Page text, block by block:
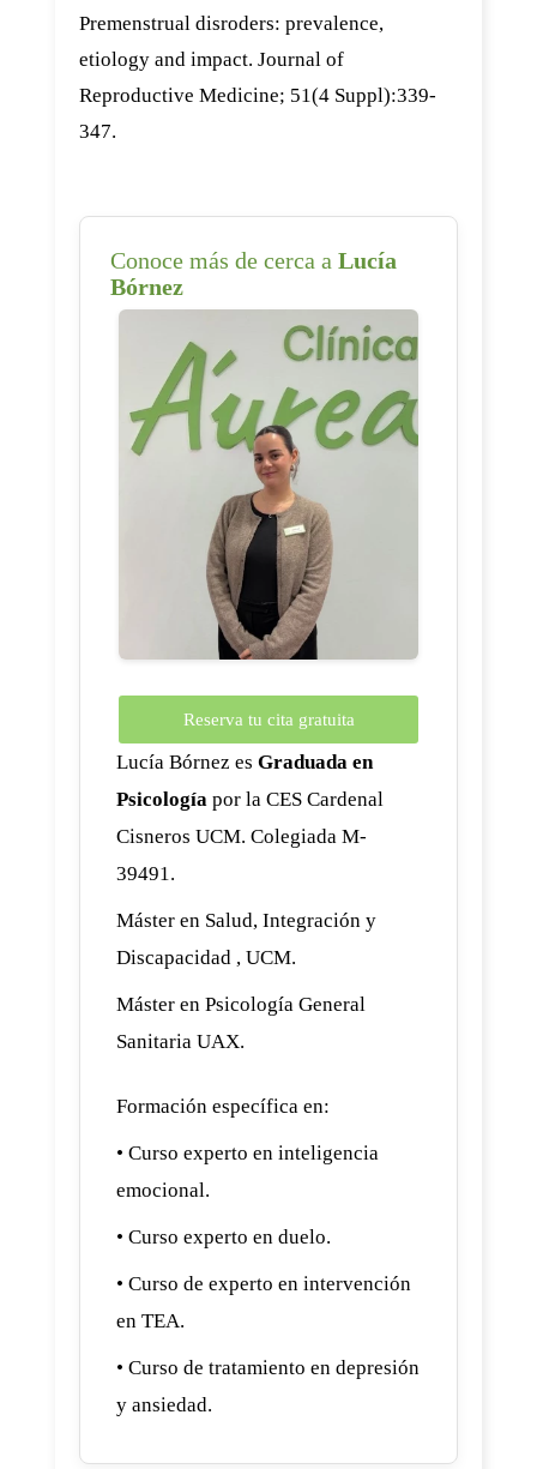
Premenstrual disroders: prevalence,
etiology and impact. Journal of
Reproductive Medicine; 51(4 Suppl):339-
347.
Conoce más de cerca a Lucía
Bórnez
Reserva tu cita gratuita
Lucía Bórnez es Graduada en
Psicología por la CES Cardenal
Cisneros UCM. Colegiada M-
39491.
Máster en Salud, Integración y
Discapacidad , UCM.
Máster en Psicología General
Sanitaria UAX.
Formación específica en:
• Curso experto en inteligencia
emocional.
• Curso experto en duelo.
• Curso de experto en intervención
en TEA.
• Curso de tratamiento en depresión
y ansiedad.